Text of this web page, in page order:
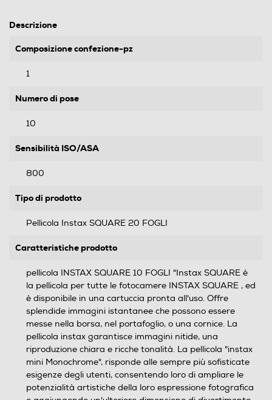
Descrizione
Composizione confezione-pz
1
Numero di pose
10
Sensibilità ISO/ASA
800
Tipo di prodotto
Pellicola Instax SQUARE 20 FOGLI
Caratteristiche prodotto
pellicola INSTAX SQUARE 10 FOGLI "Instax SQUARE è
la pellicola per tutte le fotocamere INSTAX SQUARE , ed
è disponibile in una cartuccia pronta all'uso. Offre
splendide immagini istantanee che possono essere
messe nella borsa, nel portafoglio, o una cornice. La
pellicola instax garantisce immagini nitide, una
riproduzione chiara e ricche tonalità. La pellicola "instax
mini Monochrome", risponde alle sempre più sofisticate
esigenze degli utenti, consentendo loro di ampliare le
potenzialità artistiche della loro espressione fotografica